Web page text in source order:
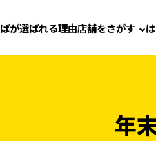
が選ばれる理由店舗をさがす
年